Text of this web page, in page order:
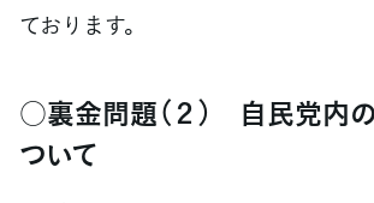
ております。
○裏金問題（２） 自民党内
ついて